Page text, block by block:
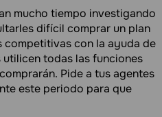
mucho tiempo investigando
difícil comprar un plan
competitivas con la ayuda de
todas las funciones
Pide a tus agentes
este periodo para que